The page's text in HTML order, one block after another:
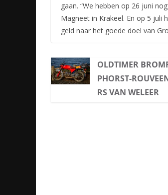
gaan. “We hebben op 26 juni
Magneet in Krakeel. En op 5 juli
geld naar het goede doel van
OLDTIMER
PHORST-
RS VAN WELEER